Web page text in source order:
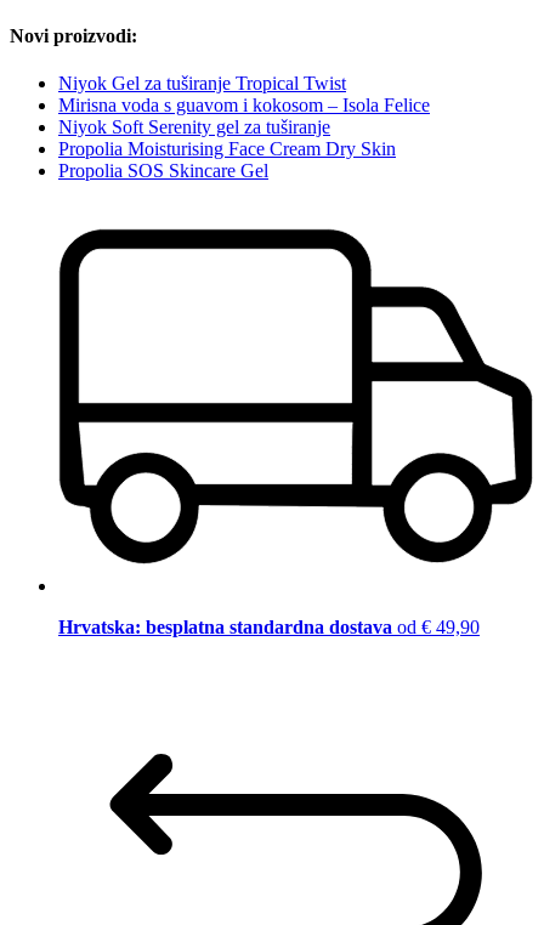
Novi proizvodi:
Niyok Gel za tuširanje Tropical Twist
Mirisna voda s guavom i kokosom – Isola Felice
Niyok Soft Serenity gel za tuširanje
Propolia Moisturising Face Cream Dry Skin
Propolia SOS Skincare Gel
Hrvatska: besplatna standardna dostava od € 49,90